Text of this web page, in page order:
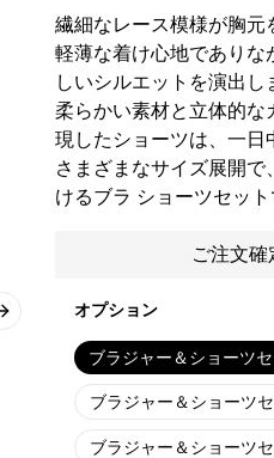
Next slide
繊細なレース模様が胸元
軽薄な着け心地でありな
しいシルエットを演出し
柔らかい素材と立体的な
現したショーツは、一日
さまざまなサイズ展開
けるブラ ショーツセット
ご注文
オプション
ブラジャー＆ショーツセ
ブラジャー＆ショーツ
ブラジャー＆ショーツ